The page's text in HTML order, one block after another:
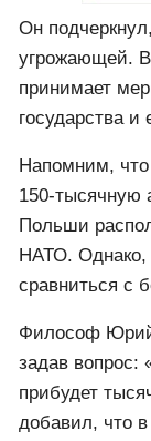
Он
угрожающей. В
принимает
государства и
Напомним,
150-тысячную
Польши
НАТО. Однако,
сравниться с
Философ
задав вопрос:
прибудет
добавил, что